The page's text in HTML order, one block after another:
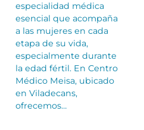
especialidad médica
esencial que acompaña
a las mujeres en cada
etapa de su vida,
especialmente durante
la edad fértil. En Centro
Médico Meisa, ubicado
en Viladecans,
ofrecemos…